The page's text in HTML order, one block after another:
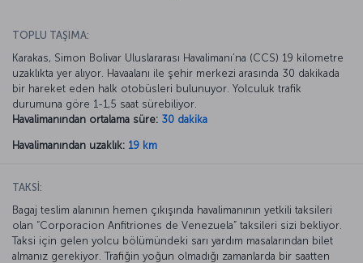
TOPLU TAŞIMA:
Karakas, Simon Bolivar Uluslararası Havalimanı’na (CCS) 19 kilometre
uzaklıkta yer alıyor. Havaalanı ile şehir merkezi arasında 30 dakikada
bir hareket eden halk otobüsleri bulunuyor. Yolculuk trafik
durumuna göre 1-1,5 saat sürebiliyor.
Havalimanından ortalama süre: 30 dakika
Havalimanından uzaklık: 19 km
TAKSİ:
Bagaj teslim alanının hemen çıkışında havalimanının yetkili taksileri
olan “Corporacion Anfitriones de Venezuela” taksileri sizi bekliyor.
Taksi için gelen yolcu bölümündeki sarı yardım masalarından bilet
almanız gerekiyor. Trafiğin yoğun olmadığı zamanlarda bir saatten